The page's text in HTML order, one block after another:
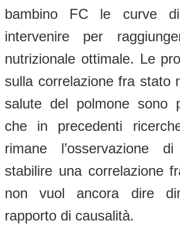
bambino FC le curve
intervenire per
nutrizionale ottimale. Le
sulla correlazione fra stato
salute del polmone sono
che in precedenti
rimane l’osservazione
stabilire una correlazione
non vuol ancora dire
rapporto di causalità.